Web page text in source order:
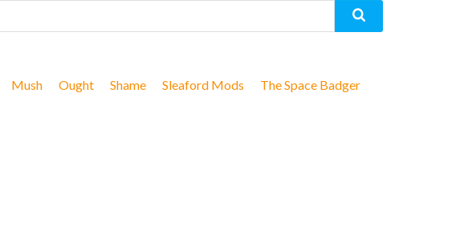
Mush Ought Shame Sleaford Mods
The Space Badger